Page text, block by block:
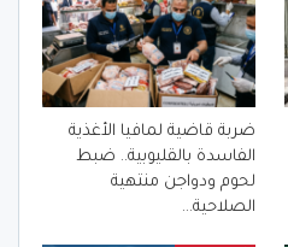
ضربة قاضية لمافيا الأغذية
الفاسدة بالقليوبية.. ضبط
لحوم ودواجن منتهية
الصلاحية…